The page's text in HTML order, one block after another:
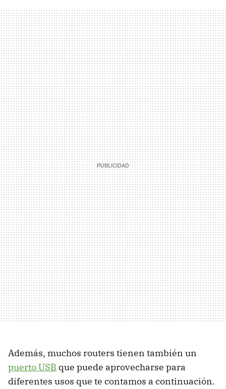
Además, muchos routers tienen también un
puerto USB que puede aprovecharse para
diferentes usos que te contamos a continuación.